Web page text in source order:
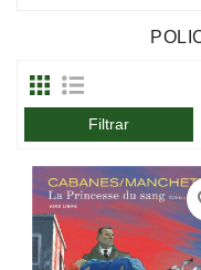
Mangas
Consommables
Dictionnaires
Encyclopédies
Filtrar